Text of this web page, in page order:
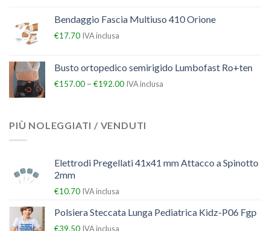
Bendaggio Fascia Multiuso 410 Orione
€17.70 IVA inclusa
Busto ortopedico semirigido Lumbofast Ro+ten
€157.00 – €192.00 IVA inclusa
PIÙ NOLEGGIATI / VENDUTI
Elettrodi Pregellati 41x41 mm Attacco a Spinotto
2mm
€10.70 IVA inclusa
Polsiera Steccata Lunga Pediatrica Kidz-P06 Fgp
€39.50 IVA inclusa